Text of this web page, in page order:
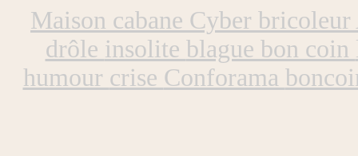
Maison cabane Cyber bricoleur
drôle insolite blague bon coin
humour crise Conforama